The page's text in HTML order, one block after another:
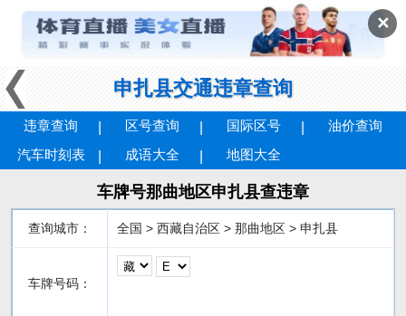
✕
申扎县交通违章查询
违章查询 区号查询 国际区号
油价查询
汽车时刻表
成语大全 地图大全
车牌号那曲地区申扎县查违章
查询城市： 全国 > 西藏自治区 > 那曲地区 > 申扎县
车牌号码：